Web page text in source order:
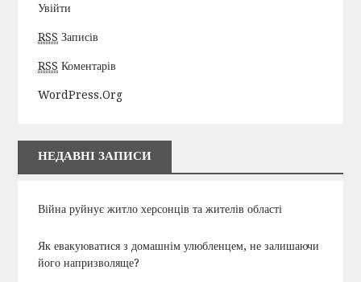
Увійти
RSS Записів
RSS Коментарів
WordPress.org
НЕДАВНІ ЗАПИСИ
Війна руйнує житло херсонців та жителів області
Як евакуюватися з домашнім улюбленцем, не залишаючи
його напризволяще?